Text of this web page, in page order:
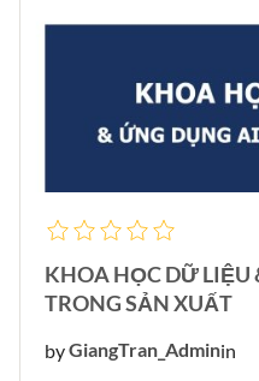
KHOA HỌC DỮ LIỆU
TRONG SẢN XUẤT
byGiangTran_Adminin